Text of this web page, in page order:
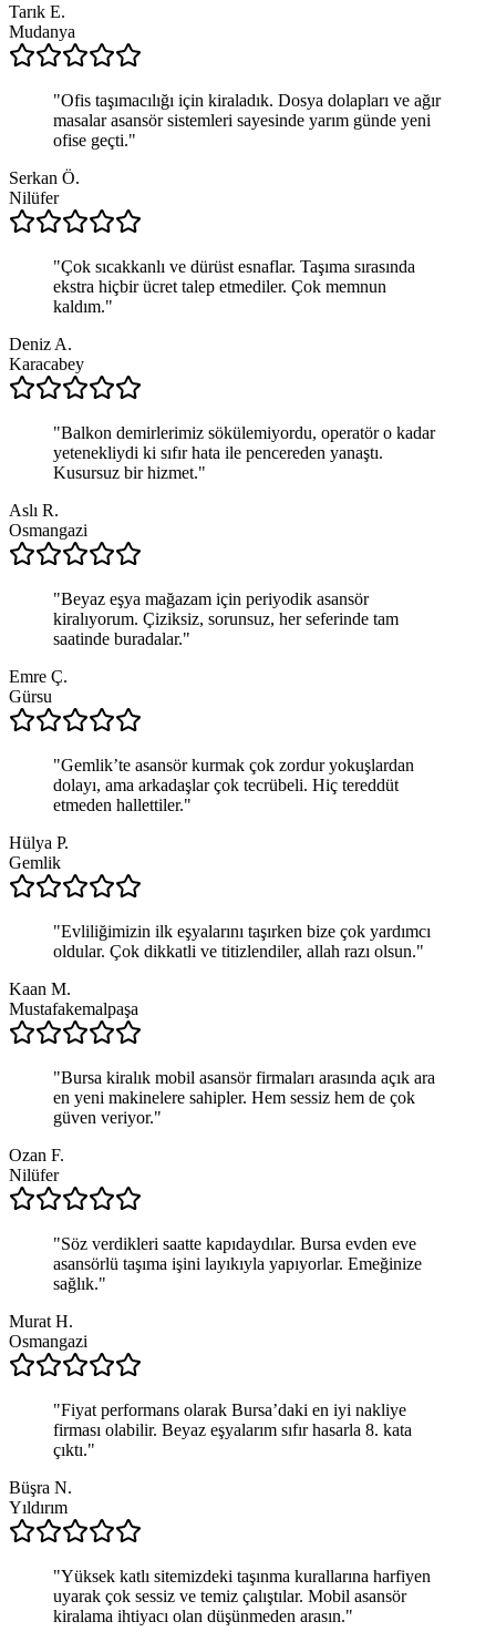
Tarık E.
Mudanya
"Ofis taşımacılığı için kiraladık. Dosya dolapları ve ağır
masalar asansör sistemleri sayesinde yarım günde yeni
ofise geçti."
Serkan Ö.
Nilüfer
"Çok sıcakkanlı ve dürüst esnaflar. Taşıma sırasında
ekstra hiçbir ücret talep etmediler. Çok memnun
kaldım."
Deniz A.
Karacabey
"Balkon demirlerimiz sökülemiyordu, operatör o kadar
yetenekliydi ki sıfır hata ile pencereden yanaştı.
Kusursuz bir hizmet."
Aslı R.
Osmangazi
"Beyaz eşya mağazam için periyodik asansör
kiralıyorum. Çiziksiz, sorunsuz, her seferinde tam
saatinde buradalar."
Emre Ç.
Gürsu
"Gemlik’te asansör kurmak çok zordur yokuşlardan
dolayı, ama arkadaşlar çok tecrübeli. Hiç tereddüt
etmeden hallettiler."
Hülya P.
Gemlik
"Evliliğimizin ilk eşyalarını taşırken bize çok yardımcı
oldular. Çok dikkatli ve titizlendiler, allah razı olsun."
Kaan M.
Mustafakemalpaşa
"Bursa kiralık mobil asansör firmaları arasında açık ara
en yeni makinelere sahipler. Hem sessiz hem de çok
güven veriyor."
Ozan F.
Nilüfer
"Söz verdikleri saatte kapıdaydılar. Bursa evden eve
asansörlü taşıma işini layıkıyla yapıyorlar. Emeğinize
sağlık."
Murat H.
Osmangazi
"Fiyat performans olarak Bursa’daki en iyi nakliye
firması olabilir. Beyaz eşyalarım sıfır hasarla 8. kata
çıktı."
Büşra N.
Yıldırım
"Yüksek katlı sitemizdeki taşınma kurallarına harfiyen
uyarak çok sessiz ve temiz çalıştılar. Mobil asansör
kiralama ihtiyacı olan düşünmeden arasın."